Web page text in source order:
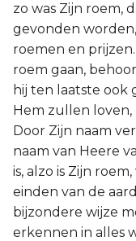
zo was Zijn roem,
gevonden
roemen en
roem gaan,
hij ten laatste ook
Hem zullen loven,
Door Zijn naam
naam van Heere
is, alzo is Zijn
einden van de
bijzondere wijze
erkennen in alles